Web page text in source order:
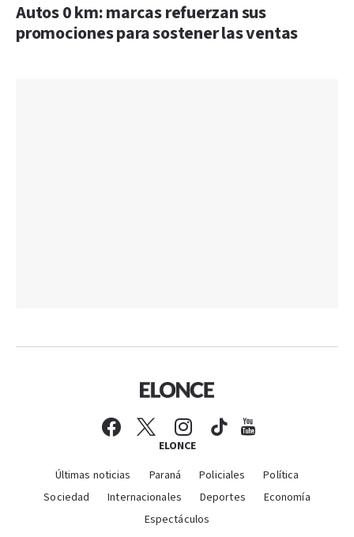
Autos 0 km: marcas refuerzan sus
promociones para sostener las ventas
ELONCE
Últimas noticias Paraná Policiales
Política
Sociedad
Internacionales Deportes
Economía
Espectáculos